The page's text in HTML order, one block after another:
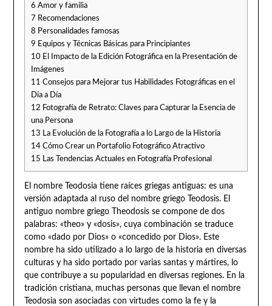
6 Amor y familia
7 Recomendaciones
8 Personalidades famosas
9 Equipos y Técnicas Básicas para Principiantes
10El Impacto de la Edición Fotográfica en la Presentación de
Imágenes
11 Consejos para Mejorar tus Habilidades Fotográficas en el
Día a Día
12 Fotografía de Retrato: Claves para Capturar la Esencia de
una Persona
13 La Evolución de la Fotografía a lo Largo de la Historia
14Cómo Crear un Portafolio Fotográfico Atractivo
15 Las Tendencias Actuales en Fotografía Profesional
El nombre Teodosia tiene raíces griegas antiguas: es una
versión adaptada al ruso del nombre griego Teodosis. El
antiguo nombre griego Theodosis se compone de dos
palabras: «theo» y «dosis», cuya combinación se traduce
como «dado por Dios» o «concedido por Dios». Este
nombre ha sido utilizado a lo largo de la historia en diversas
culturas y ha sido portado por varias santas y mártires, lo
que contribuye a su popularidad en diversas regiones. En la
tradición cristiana, muchas personas que llevan el nombre
Teodosia son asociadas con virtudes como la fe y la